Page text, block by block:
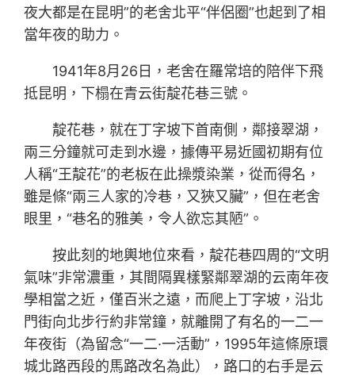
夜大都是在昆明”的老舍北平“伴侶圈”也起到了相
當年夜的助力。
1941年8月26日，老舍在羅常培的陪伴下飛
抵昆明，下榻在青云街靛花巷三號。
靛花巷，就在丁字坡下首南側，鄰接翠湖，
兩三分鐘就可走到水邊，據傳平易近國初期有位
人稱“王靛花”的老板在此操漿染業，從而得名，
雖是條“兩三人家的冷巷，又狹又臟”，但在老舍
眼里，“巷名的雅美，令人欲忘其陋”。
按此刻的地輿地位來看，靛花巷四周的“文明
氣味”非常濃重，其間隔異樣緊鄰翠湖的云南年夜
學相當之近，僅百米之遠，而爬上丁字坡，沿北
門街向北步行約非常鐘，就離開了有名的一二一
年夜街（為留念“一二·一活動”，1995年這條原環
城北路西段的馬路改名為此），路口的右手是云